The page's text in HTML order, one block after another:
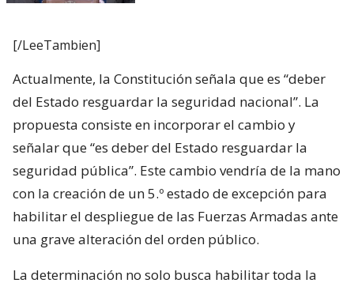
[/LeeTambien]
Actualmente, la Constitución señala que es “deber
del Estado resguardar la seguridad nacional”. La
propuesta consiste en incorporar el cambio y
señalar que “es deber del Estado resguardar la
seguridad pública”. Este cambio vendría de la mano
con la creación de un 5.º estado de excepción para
habilitar el despliegue de las Fuerzas Armadas ante
una grave alteración del orden público.
La determinación no solo busca habilitar toda la